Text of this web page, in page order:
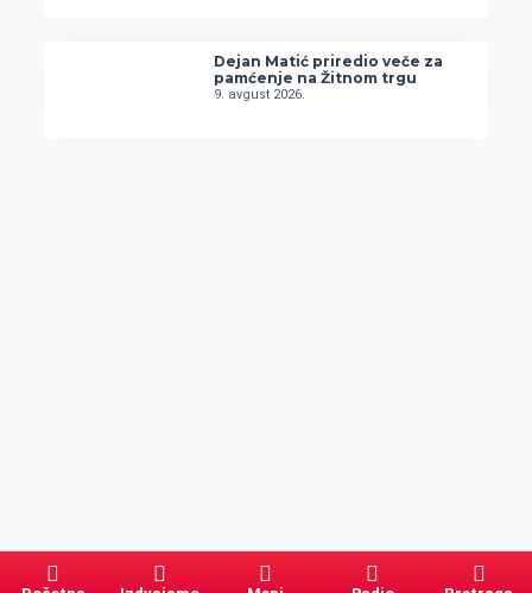
Dejan Matić priredio veče za
pamćenje na Žitnom trgu
9. avgust 2026.